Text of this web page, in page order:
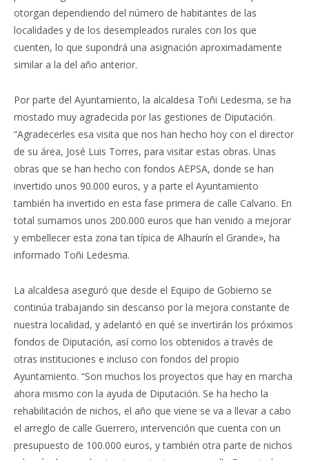
otorgan dependiendo del número de habitantes de las
localidades y de los desempleados rurales con los que
cuenten, lo que supondrá una asignación aproximadamente
similar a la del año anterior.
Por parte del Ayuntamiento, la alcaldesa Toñi Ledesma, se ha
mostado muy agradecida por las gestiones de Diputación.
“Agradecerles esa visita que nos han hecho hoy con el director
de su área, José Luis Torres, para visitar estas obras. Unas
obras que se han hecho con fondos AEPSA, donde se han
invertido unos 90.000 euros, y a parte el Ayuntamiento
también ha invertido en esta fase primera de calle Calvario. En
total sumamos unos 200.000 euros que han venido a mejorar
y embellecer esta zona tan típica de Alhaurín el Grande», ha
informado Toñi Ledesma.
La alcaldesa aseguró que desde el Equipo de Gobierno se
continúa trabajando sin descanso por la mejora constante de
nuestra localidad, y adelantó en qué se invertirán los próximos
fondos de Diputación, así como los obtenidos a través de
otras instituciones e incluso con fondos del propio
Ayuntamiento. “Son muchos los proyectos que hay en marcha
ahora mismo con la ayuda de Diputación. Se ha hecho la
rehabilitación de nichos, el año que viene se va a llevar a cabo
el arreglo de calle Guerrero, intervención que cuenta con un
presupuesto de 100.000 euros, y también otra parte de nichos